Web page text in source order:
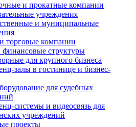
и прокатные компании
учреждения
и муниципальные
торговые компании
финансовые структуры
для крупного бизнеса
залы в гостинице и бизнес-
для судебных
системы и видеосвязь для
учреждений
проекты